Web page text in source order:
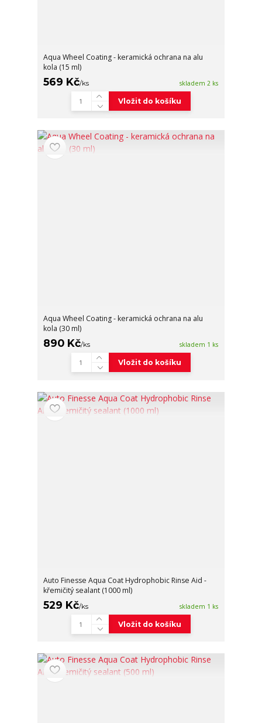
Aqua Wheel Coating - keramická ochrana na alu
kola (15 ml)
569 Kč/ks skladem 2 ks
Vložit do košíku
Aqua Wheel Coating - keramická ochrana na alu
kola (30 ml)
890 Kč/ks skladem 1 ks
Vložit do košíku
Auto Finesse Aqua Coat Hydrophobic Rinse Aid -
křemičitý sealant (1000 ml)
529 Kč/ks skladem 1 ks
Vložit do košíku